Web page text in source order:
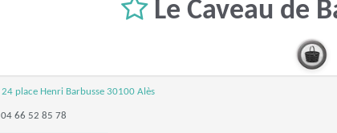
Le Caveau de
24 place Henri Barbusse 30100 Alès
04 66 52 85 78